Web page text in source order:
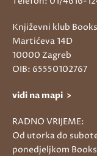
Književni klub
Martićeva 14D
10000 Zagreb
OIB: 65550102767
vidi na mapi >
RADNO VRIJEME:
Od utorka do
ponedjeljkom